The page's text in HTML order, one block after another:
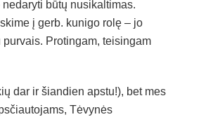
būtų nusikaltimas.
į gerb. kunigo rolę – jo
Protingam, teisingam
dar ir šiandien apstu!), bet mes
Tėvynės